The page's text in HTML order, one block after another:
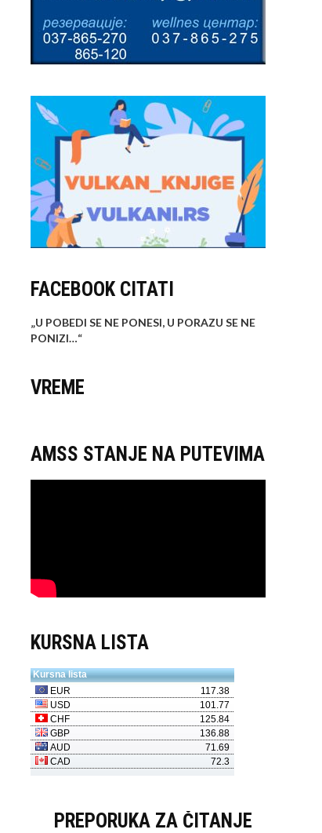
FACEBOOK CITATI
„U POBEDI SE NE PONESI, U PORAZU SE NE
PONIZI…“
VREME
AMSS STANJE NA PUTEVIMA
KURSNA LISTA
PREPORUKA ZA ČITANJE